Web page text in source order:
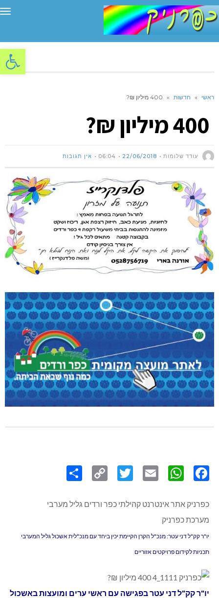
פתח
ראשי » חדשות » 400 מיליון ₪?
400 מיליון ₪?
עודד שלומות 22/06/2018
06:04 אין תגובות
Link
כפרניק אתר אינטרנט קהילתי כפר ורדים גליל מערבי
מערכת כפרניק
יו"ר קק"ל דני עטר:מנכ"ל הקרן הקיימת יכין ביחד עם מנכ"לית אשכול גליל המערבי
תכניות לקידום פרויקטים אזוריים
יו"ר קק"ל דני עטר בפגישה עם ראשי ערים ומועצות באשכול